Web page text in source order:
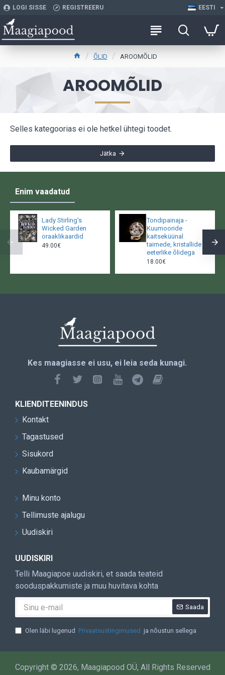
LOGI SISSE REGISTREERU EESTI
ÕLID AROOMÕLID
AROOMÕLID
Selles kategoorias ei ole hetkel ühtegi toodet.
Jätka
Enim vaadatud
Lady Stirling's
Wicked Garden
oraaklikaardid
49.00€
Tondipainaja -
Kuumooride
kaitseküünal
taimede, kristallide ja
eeterlike õlidega
18.00€
Kes maagiasse ei usu, ei leia seda kunagi.
KLIENDITEENINDUS
Kontakt
Tagastused
Sisukord
Kaubamärgid
Minu konto
Tellimuste ajalugu
Uudiskiri
UUDISKIRI
Telli Maagiapoe uudiskiri, et saada teateid
sooduspakkumiste ja muu huvitava kohta
Saada
Olen läbi lugenud Privaatsustingimused ja nõustun sellega
Copyright © 2026, Maagiapood OÜ, All Rights Reserved